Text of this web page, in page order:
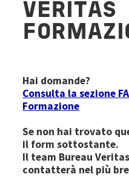
VERITAS
Hai domande?
Consulta la sezione
Formazione
Se non hai trovato
il form sottostante.
Il team Bureau
contatterà nel più